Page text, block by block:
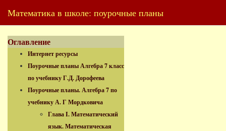
Математика в школе: поурочные планы
Оглавление
Интернет ресурсы
Поурочные планы Алгебра 7 класс
по учебнику Г.Д. Дорофеева
Поурочные планы. Алгебра 7 по
учебнику А. Г Мордковича
Глава I. Математический
язык. Математическая